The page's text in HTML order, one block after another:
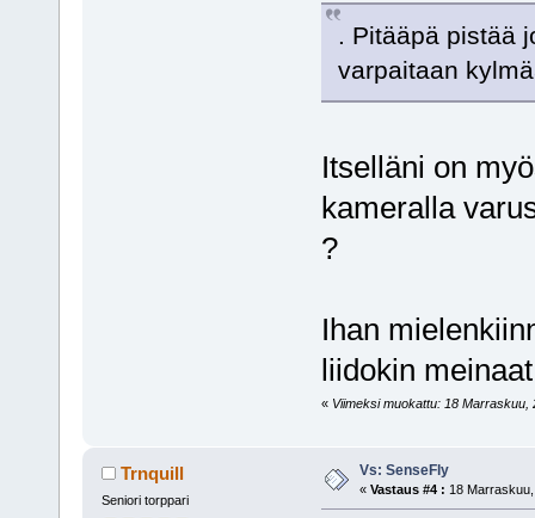
. Pitääpä pistää
varpaitaan
Itselläni on
kameralla
?
Ihan
liidokin
« Viimeksi muokattu: 18 Marraskuu,
Trnquill
Seniori torppari
Vs: SenseFly
« Vastaus #4 : 18